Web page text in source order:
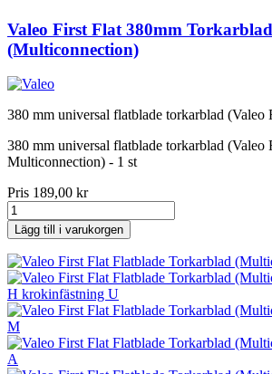
Valeo First Flat 380mm Torkarblad
(Multiconnection)
380 mm universal flatblade torkarblad (Valeo
380 mm universal flatblade torkarblad (Valeo
Multiconnection) - 1 st
Pris 189,00 kr
Lägg till i varukorgen